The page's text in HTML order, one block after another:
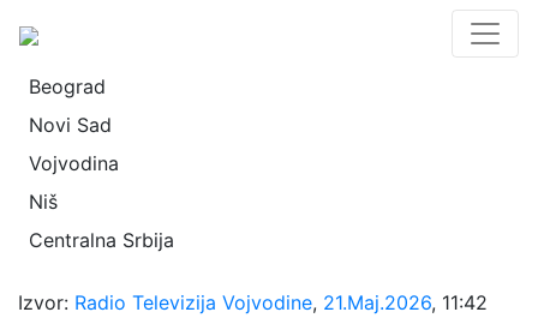
Beograd
Novi Sad
Vojvodina
Niš
Centralna Srbija
Izvor: Radio Televizija Vojvodine, 21.Maj.2026, 11:42